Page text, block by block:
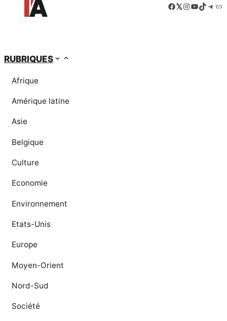
Facebook
LinkedIn
Instagram
YouTube
TikTok
RUBRIQUES
Afrique
Amérique latine
Asie
Belgique
Culture
Economie
Environnement
Etats-Unis
Europe
Moyen-Orient
Nord-Sud
Société